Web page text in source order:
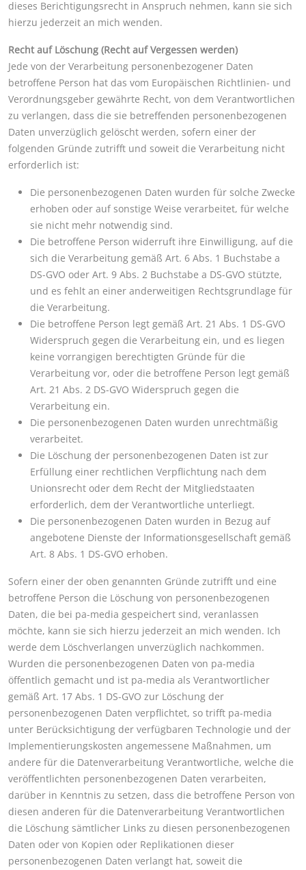
dieses Berichtigungsrecht in Anspruch nehmen, kann sie sich
hierzu jederzeit an mich wenden.
Recht auf Löschung (Recht auf Vergessen werden)
Jede von der Verarbeitung personenbezogener Daten
betroffene Person hat das vom Europäischen Richtlinien- und
Verordnungsgeber gewährte Recht, von dem Verantwortlichen
zu verlangen, dass die sie betreffenden personenbezogenen
Daten unverzüglich gelöscht werden, sofern einer der
folgenden Gründe zutrifft und soweit die Verarbeitung nicht
erforderlich ist:
Die personenbezogenen Daten wurden für solche Zwecke
erhoben oder auf sonstige Weise verarbeitet, für welche
sie nicht mehr notwendig sind.
Die betroffene Person widerruft ihre Einwilligung, auf die
sich die Verarbeitung gemäß Art. 6 Abs. 1 Buchstabe a
DS-GVO oder Art. 9 Abs. 2 Buchstabe a DS-GVO stützte,
und es fehlt an einer anderweitigen Rechtsgrundlage für
die Verarbeitung.
Die betroffene Person legt gemäß Art. 21 Abs. 1 DS-GVO
Widerspruch gegen die Verarbeitung ein, und es liegen
keine vorrangigen berechtigten Gründe für die
Verarbeitung vor, oder die betroffene Person legt gemäß
Art. 21 Abs. 2 DS-GVO Widerspruch gegen die
Verarbeitung ein.
Die personenbezogenen Daten wurden unrechtmäßig
verarbeitet.
Die Löschung der personenbezogenen Daten ist zur
Erfüllung einer rechtlichen Verpflichtung nach dem
Unionsrecht oder dem Recht der Mitgliedstaaten
erforderlich, dem der Verantwortliche unterliegt.
Die personenbezogenen Daten wurden in Bezug auf
angebotene Dienste der Informationsgesellschaft gemäß
Art. 8 Abs. 1 DS-GVO erhoben.
Sofern einer der oben genannten Gründe zutrifft und eine
betroffene Person die Löschung von personenbezogenen
Daten, die bei pa-media gespeichert sind, veranlassen
möchte, kann sie sich hierzu jederzeit an mich wenden. Ich
werde dem Löschverlangen unverzüglich nachkommen.
Wurden die personenbezogenen Daten von pa-media
öffentlich gemacht und ist pa-media als Verantwortlicher
gemäß Art. 17 Abs. 1 DS-GVO zur Löschung der
personenbezogenen Daten verpflichtet, so trifft pa-media
unter Berücksichtigung der verfügbaren Technologie und der
Implementierungskosten angemessene Maßnahmen, um
andere für die Datenverarbeitung Verantwortliche, welche die
veröffentlichten personenbezogenen Daten verarbeiten,
darüber in Kenntnis zu setzen, dass die betroffene Person von
diesen anderen für die Datenverarbeitung Verantwortlichen
die Löschung sämtlicher Links zu diesen personenbezogenen
Daten oder von Kopien oder Replikationen dieser
personenbezogenen Daten verlangt hat, soweit die